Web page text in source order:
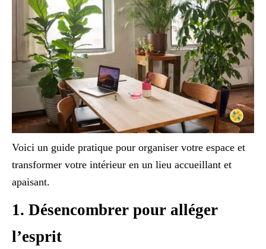
Voici un guide pratique pour organiser votre espace et
transformer votre intérieur en un lieu accueillant et
apaisant.
1. Désencombrer pour alléger
l’esprit